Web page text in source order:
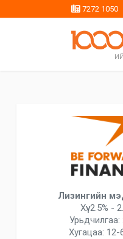
7272 1050
Лизингийн
Хүү: 2.5% -
Урьдчилгаа:
Хугацаа: 12-